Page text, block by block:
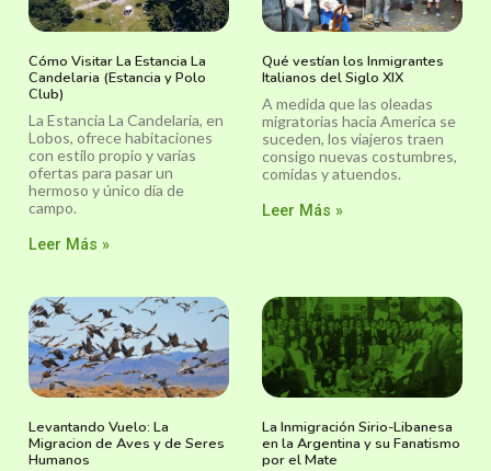
Cómo Visitar La Estancia La
Candelaria (Estancia y Polo
Club)
La Estancia La Candelaria, en
Lobos, ofrece habitaciones
con estilo propio y varias
ofertas para pasar un
hermoso y único día de
campo.
Leer Más »
Qué vestían los Inmigrantes
Italianos del Siglo XIX
A medida que las oleadas
migratorias hacia America se
suceden, los viajeros traen
consigo nuevas costumbres,
comidas y atuendos.
Leer Más »
Levantando Vuelo: La
Migracion de Aves y de Seres
Humanos
La Inmigración Sirio-Libanesa
en la Argentina y su Fanatismo
por el Mate